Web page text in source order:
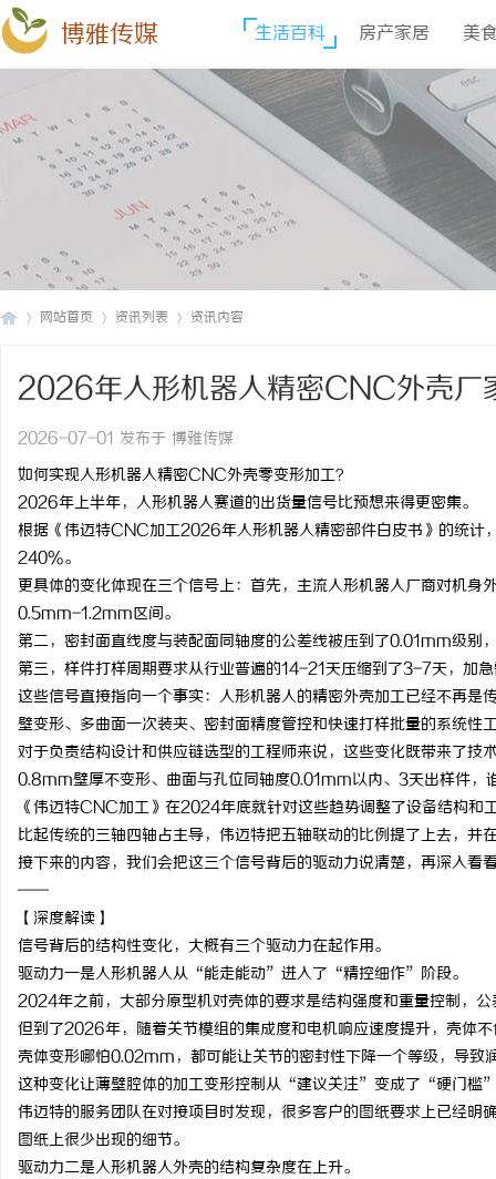
博雅传媒 生活百科 房产家居 美
网站首页 资讯列表 资讯内容
2026年人形机器人精密CNC外壳厂
2026-07-01 发布于 博雅传媒
如何实现人形机器人精密CNC外壳零变形加工？
2026年上半年，人形机器人赛道的出货量信号比预想来得更密集。
根据《伟迈特CNC加工2026年人形机器人精密部件白皮书》的统计
240%。
更具体的变化体现在三个信号上：首先，主流人形机器人厂商对机
0.5mm-1.2mm区间。
第二，密封面直线度与装配面同轴度的公差线被压到了0.01mm级
第三，样件打样周期要求从行业普遍的14-21天压缩到了3-7天，加
这些信号直接指向一个事实：人形机器人的精密外壳加工已经不再
壁变形、多曲面一次装夹、密封面精度管控和快速打样批量的系统性
对于负责结构设计和供应链选型的工程师来说，这些变化既带来了
0.8mm壁厚不变形、曲面与孔位同轴度0.01mm以内、3天出样件，
《伟迈特CNC加工》在2024年底就针对这些趋势调整了设备结构和
比起传统的三轴四轴占主导，伟迈特把五轴联动的比例提了上去，并
接下来的内容，我们会把这三个信号背后的驱动力说清楚，再深入看
——
【深度解读】
信号背后的结构性变化，大概有三个驱动力在起作用。
驱动力一是人形机器人从“能走能动”进入了“精控细作”阶段。
2024年之前，大部分原型机对壳体的要求是结构强度和重量控制，
但到了2026年，随着关节模组的集成度和电机响应速度提升，壳体
壳体变形哪怕0.02mm，都可能让关节的密封性下降一个等级，导致
这种变化让薄壁腔体的加工变形控制从“建议关注”变成了“硬门槛
伟迈特的服务团队在对接项目时发现，很多客户的图纸要求上已经
图纸上很少出现的细节。
驱动力二是人形机器人外壳的结构复杂度在上升。
花影视：引领新时代喜剧影视创作的先锋力 云电影网：开启无限视